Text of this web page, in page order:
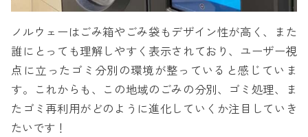
ノルウェーはごみ箱やごみ袋もデザイン性が高く、また
誰にとっても理解しやすく表示されており、ユーザー視
点に立ったゴミ分別の環境が整っていると感じていま
す。これからも、この地域のごみの分別、ゴミ処理、ま
たゴミ再利用がどのように進化していくか注目していき
たいです！